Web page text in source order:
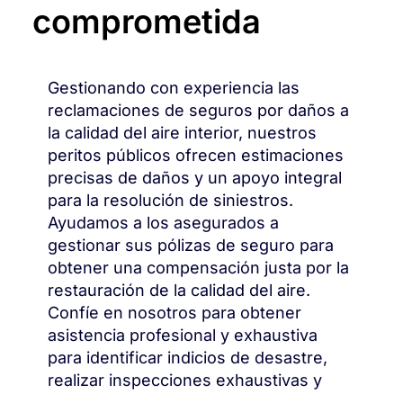
comprometida
Gestionando con experiencia las
reclamaciones de seguros por daños a
la calidad del aire interior, nuestros
peritos públicos ofrecen estimaciones
precisas de daños y un apoyo integral
para la resolución de siniestros.
Ayudamos a los asegurados a
gestionar sus pólizas de seguro para
obtener una compensación justa por la
restauración de la calidad del aire.
Confíe en nosotros para obtener
asistencia profesional y exhaustiva
para identificar indicios de desastre,
realizar inspecciones exhaustivas y